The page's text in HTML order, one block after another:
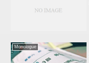
Monologue